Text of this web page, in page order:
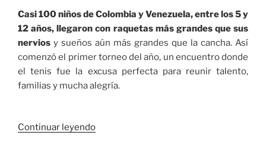
voleibol
en
los
pasados
Juegos
Departamentales»
Casi 100 niños de Colombia y Venezuela, entre los 5 y
12 años, llegaron con raquetas más grandes que sus
nervios y sueños aún más grandes que la cancha. Así
comenzó el primer torneo del año, un encuentro donde
el tenis fue la excusa perfecta para reunir talento,
familias y mucha alegría.
Continuar leyendo«Los